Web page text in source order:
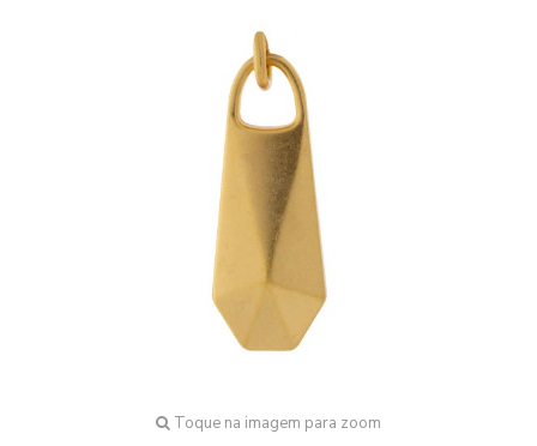
Toque na imagem para zoom